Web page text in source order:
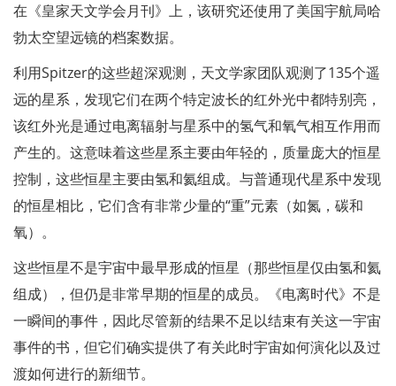
在《皇家天文学会月刊》上，该研究还使用了美国宇航局哈
勃太空望远镜的档案数据。
利用Spitzer的这些超深观测，天文学家团队观测了135个遥
远的星系，发现它们在两个特定波长的红外光中都特别亮，
该红外光是通过电离辐射与星系中的氢气和氧气相互作用而
产生的。这意味着这些星系主要由年轻的，质量庞大的恒星
控制，这些恒星主要由氢和氦组成。与普通现代星系中发现
的恒星相比，它们含有非常少量的“重”元素（如氮，碳和
氧）。
这些恒星不是宇宙中最早形成的恒星（那些恒星仅由氢和氦
组成），但仍是非常早期的恒星的成员。《电离时代》不是
一瞬间的事件，因此尽管新的结果不足以结束有关这一宇宙
事件的书，但它们确实提供了有关此时宇宙如何演化以及过
渡如何进行的新细节。